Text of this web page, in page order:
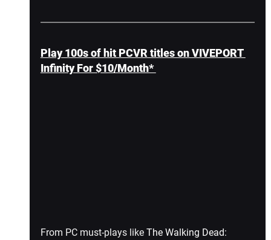
Play 100s of hit PCVR titles on VIVEPORT
Infinity For $10/Month*
From PC must-plays like The Walking Dead: